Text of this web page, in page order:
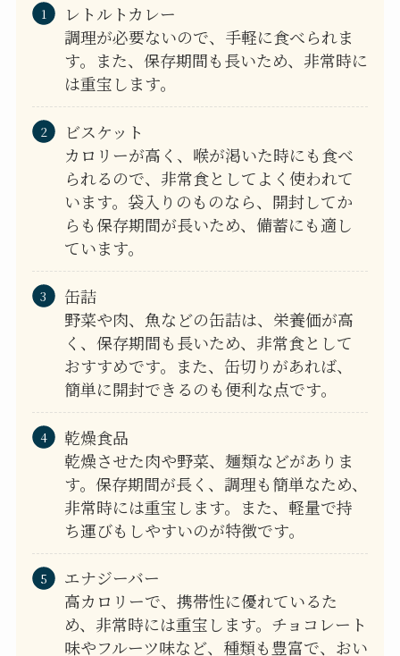
レトルトカレー
調理が必要ないので、手軽に食べられま
す。また、保存期間も長いため、非常時に
は重宝します。
ビスケット
カロリーが高く、喉が渇いた時にも食べ
られるので、非常食としてよく使われて
います。袋入りのものなら、開封してか
らも保存期間が長いため、備蓄にも適し
ています。
缶詰
野菜や肉、魚などの缶詰は、栄養価が高
く、保存期間も長いため、非常食として
おすすめです。また、缶切りがあれば、
簡単に開封できるのも便利な点です。
乾燥食品
乾燥させた肉や野菜、麺類などがありま
す。保存期間が長く、調理も簡単なため、
非常時には重宝します。また、軽量で持
ち運びもしやすいのが特徴です。
エナジーバー
高カロリーで、携帯性に優れているた
め、非常時には重宝します。チョコレート
味やフルーツ味など、種類も豊富で、おい